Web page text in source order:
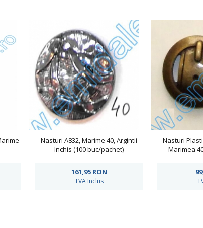
Nasturi A832, Marime 40, Argintii
Inchis (100 buc/pachet)
161,95 RON
TVA Inclus
Nasturi
Marimea